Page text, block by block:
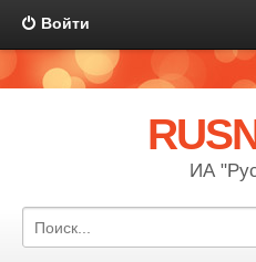
Войти
ИА